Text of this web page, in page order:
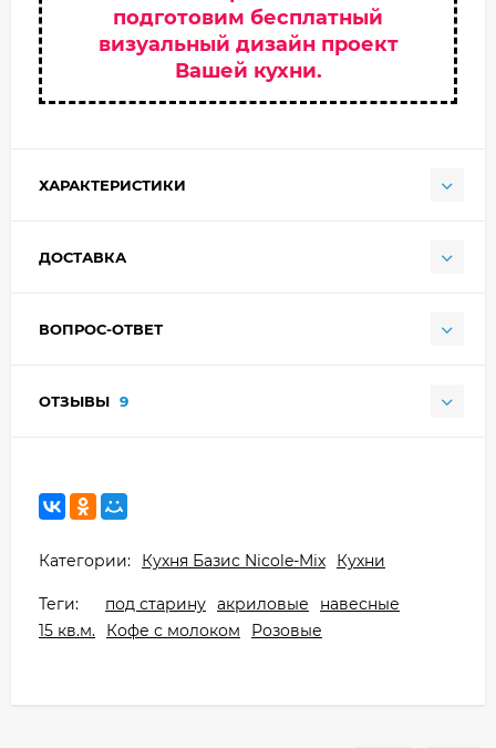
подготовим бесплатный
визуальный дизайн проект
Вашей кухни.
ХАРАКТЕРИСТИКИ
ДОСТАВКА
ВОПРОС-ОТВЕТ
ОТЗЫВЫ 9
Категории: Кухня Базис Nicole-Mix Кухни
Теги: под старину акриловые
навесные
15 кв.м.
Кофе с молоком Розовые